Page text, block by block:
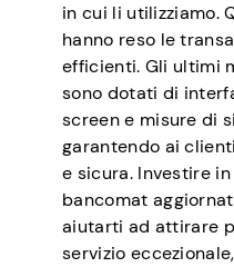
in cui li utilizziamo.
hanno reso le
efficienti. Gli ultimi
sono dotati di
screen e misure di
garantendo ai
e sicura. Investire
bancomat
aiutarti ad attirare
servizio